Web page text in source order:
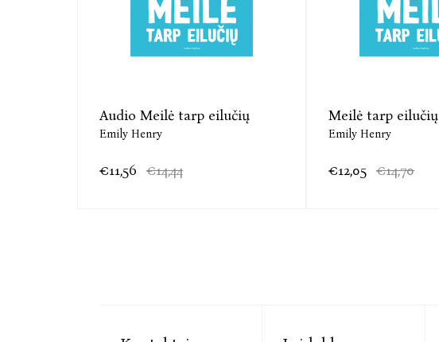
Audio Meilė tarp eilučių
Emily Henry
€11,56 €14,44
Meilė tarp eilučių
Emily Henry
€12,05 €14,70